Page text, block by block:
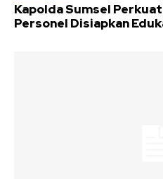
Kapolda Sumsel
Personel Disiapkan